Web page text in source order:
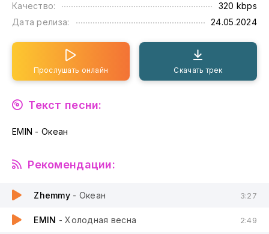
Качество:
320 kbps
Дата релиза:
24.05.2024
Прослушать онлайн Скачать трек
Текст песни:
EMIN - Океан
Рекомендации:
Zhemmy - Океан 3:27
EMIN - Холодная весна 2:49